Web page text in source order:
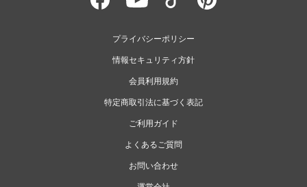
プライバシーポリシー
情報セキュリティ方針
会員利用規約
特定商取引法に基づく表記
ご利用ガイド
よくあるご質問
お問い合わせ